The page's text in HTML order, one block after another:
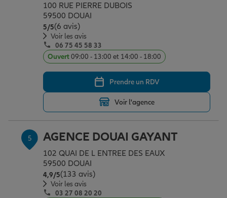
100 RUE PIERRE DUBOIS
59500 DOUAI
5/5Note de 5 sur 5
(6 avis)
Voir les avis
06 75 45 58 33
Ouvert09:00 - 13:00 et 14:00 - 18:00
Prendre un RDV
Voir l'agence
5 AGENCE DOUAI GAYANT
102 QUAI DE L ENTREE DES EAUX
59500 DOUAI
4,9/5Note de 4.9 sur 5
(133 avis)
Voir les avis
03 27 08 20 20